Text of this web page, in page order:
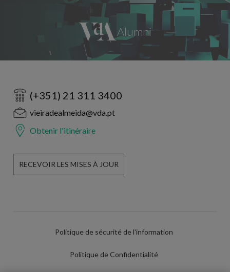
(+351) 21 311 3400
vieiradealmeida@vda.pt
Obtenir l'itinéraire
RECEVOIR LES MISES À JOUR
Politique de sécurité de l'information
Politique de Confidentialité